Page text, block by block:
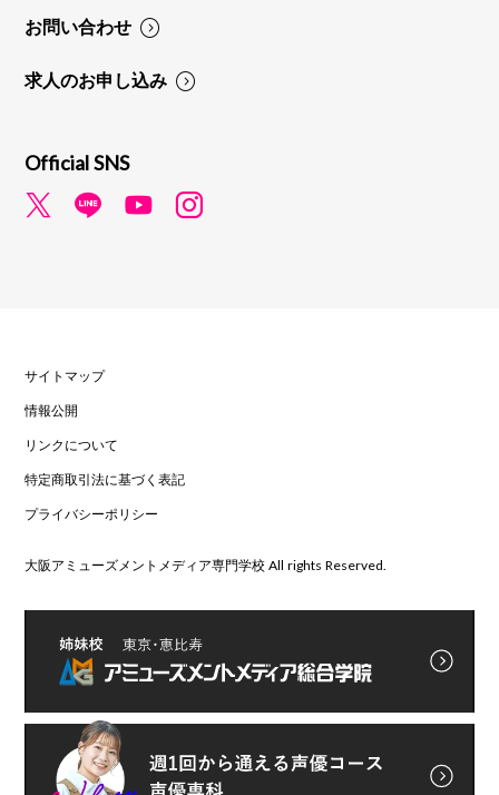
お問い合わせ
求人のお申し込み
Official SNS
サイトマップ
情報公開
リンクについて
特定商取引法に基づく表記
プライバシーポリシー
大阪アミューズメントメディア専門学校 All rights Reserved.